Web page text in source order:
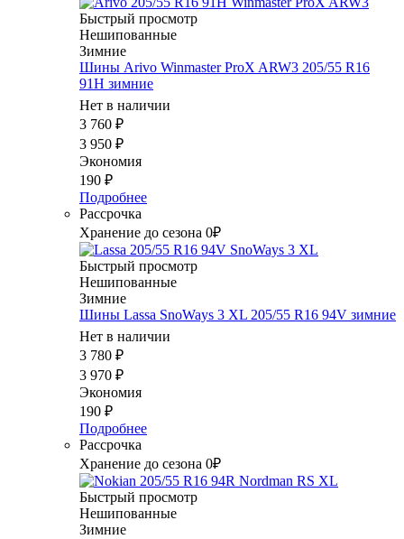
Быстрый просмотр
Нешипованные
Зимние
Шины Arivo Winmaster ProX ARW3 205/55 R16
91H зимние
Нет в наличии
3 760 ₽
3 950 ₽
Экономия
190 ₽
Подробнее
Рассрочка
Хранение до сезона 0₽
Быстрый просмотр
Нешипованные
Зимние
Шины Lassa SnoWays 3 XL 205/55 R16 94V зимние
Нет в наличии
3 780 ₽
3 970 ₽
Экономия
190 ₽
Подробнее
Рассрочка
Хранение до сезона 0₽
Быстрый просмотр
Нешипованные
Зимние